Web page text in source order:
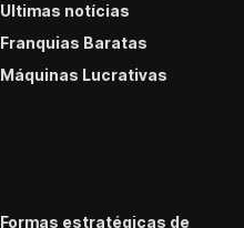
Últimas notícias
Franquias Baratas
Máquinas Lucrativas
Formas estratégicas de